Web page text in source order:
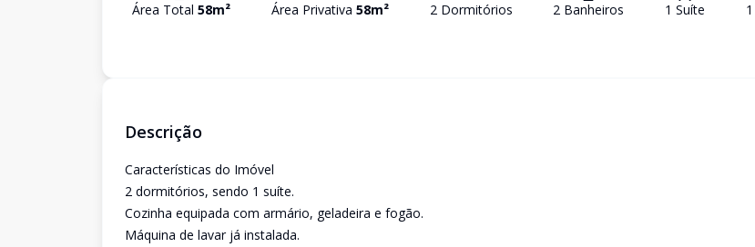
Área Total 58m² Área Privativa 58m² 2Dormitórios 2 Banheiros 1 Suíte 1
Descrição
Características do Imóvel
2 dormitórios, sendo 1 suíte.
Cozinha equipada com armário, geladeira e fogão.
Máquina de lavar já instalada.